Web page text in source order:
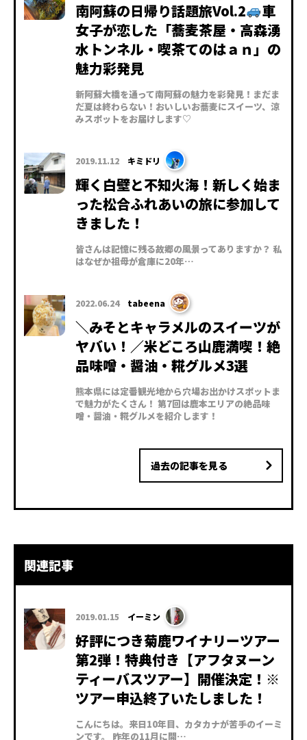
南阿蘇の日帰り話題旅Vol.2
車
女子が恋した「蕎麦茶屋・高森湧
水トンネル・喫茶てのはａｎ」の
魅力彩発見
新阿蘇大橋を通って南阿蘇の魅力を彩発見！まだま
だ夏は終わらない！おいしいお蕎麦にスイーツ、涼
みスポットをお届けします♡
2019.11.12 キミドリ
輝く白壁と不知火海！新しく始ま
った松合ふれあいの旅に参加して
きました！
皆さんは記憶に残る故郷の風景ってありますか？ 私
はなぜか祖母が倉庫に20年…
2022.06.24 tabeena
＼みそとキャラメルのスイーツが
ヤバい！／米どころ山鹿満喫！絶
品味噌・醤油・糀グルメ3選
熊本県には定番観光地から穴場お出かけスポットま
で魅力がたくさん！ 第7回は鹿本エリアの絶品味
噌・醤油・糀グルメを紹介します！
過去の記事を見る
関連記事
2019.01.15 イーミン
好評につき菊鹿ワイナリーツアー
第2弾！特典付き【アフタヌーン
ティーバスツアー】開催決定！※
ツアー申込終了いたしました！
こんにちは。来日10年目、カタカナが苦手のイーミ
ンです。 昨年の11月に開…